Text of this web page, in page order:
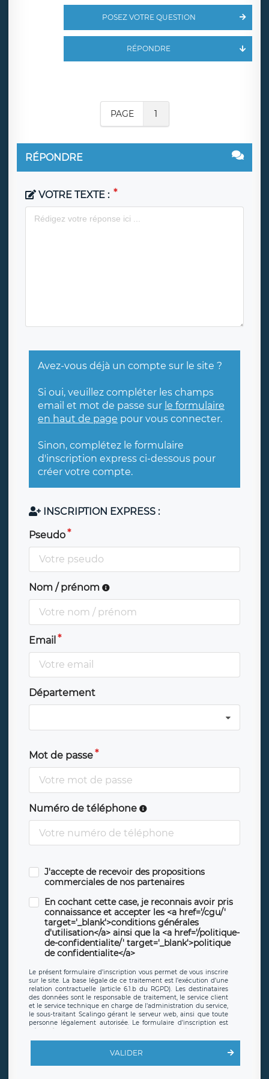
POSEZ VOTRE QUESTION
RÉPONDRE
PAGE 1
RÉPONDRE
VOTRE TEXTE :
Avez-vous déjà un compte sur le site ?
Si oui, veuillez compléter les champs
email et mot de passe sur le formulaire
en haut de page pour vous connecter.
Sinon, complétez le formulaire
d'inscription express ci-dessous pour
créer votre compte.
INSCRIPTION EXPRESS :
Pseudo
Nom / prénom
Email
Département
Mot de passe
Numéro de téléphone
J'accepte de recevoir des propositions
commerciales de nos partenaires
En cochant cette case, je reconnais avoir pris
connaissance et accepter les <a href='/cgu/'
target='_blank'>conditions générales
d'utilisation</a> ainsi que la <a href='/politique-
de-confidentialite/' target='_blank'>politique
de confidentialite</a>
Le présent formulaire d’inscription vous permet de vous inscrire
sur le site. La base légale de ce traitement est l’exécution d’une
relation contractuelle (article 6.1.b du RGPD). Les destinataires
des données sont le responsable de traitement, le service client
et le service technique en charge de l’administration du service,
le sous-traitant Scalingo gérant le serveur web, ainsi que toute
personne légalement autorisée. Le formulaire d’inscription est
offrant desclauses de protection conformes au RGPD. Les
en sollicite la suppression, étant entendu que vous pouvez
demander la suppression de vos données et retirer votre
VALIDER